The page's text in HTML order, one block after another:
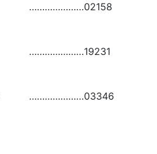
…………………02158
…………………19231
…………………03346